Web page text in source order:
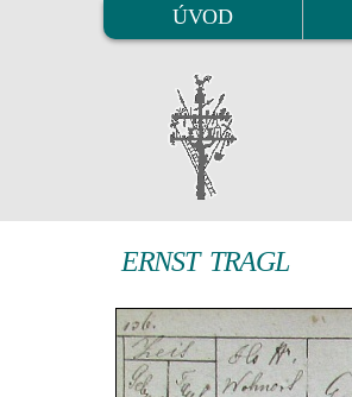
ÚVOD
ERNST TRAGL